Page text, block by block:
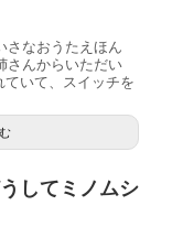
さなおうたえほん
さんからいただい
いて、スイッチを
してミノムシ